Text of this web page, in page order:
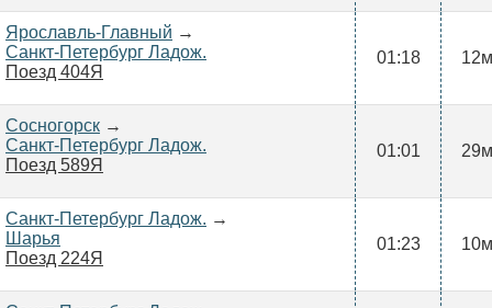
Ярославль-Главный →
Санкт-Петербург Ладож.
Поезд 404Я
01:18 12м
Сосногорск →
Санкт-Петербург Ладож.
Поезд 589Я
01:01 29м
Санкт-Петербург Ладож. →
Шарья
Поезд 224Я
01:23 10м